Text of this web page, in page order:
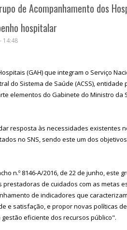
de Acompanhamento dos
hospitalar
14:48
(GAH) que integram o Serviço
do Sistema de Saúde (ACSS),
elementos do Gabinete do Ministro da
resposta às necessidades existentes
no SNS, sendo este um dos
n.º 8146-A/2016, de 22 de junho, este
de cuidados com as metas
de indicadores que
e satisfação, e propor novas políticas
eficiente dos recursos público".